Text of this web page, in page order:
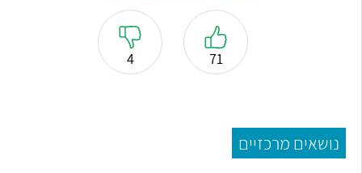
71
4
נושאים מרכזיים